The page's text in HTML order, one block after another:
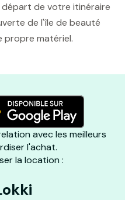
de votre itinéraire
de l'île de beauté
matériel.
avec les meilleurs
l'achat.
la location :